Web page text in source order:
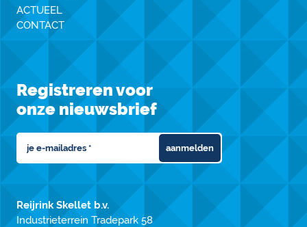
ACTUEEL
CONTACT
Registreren voor
onze nieuwsbrief
aanmelden
Reijrink Skellet b.v.
Industrieterrein Tradepark 58